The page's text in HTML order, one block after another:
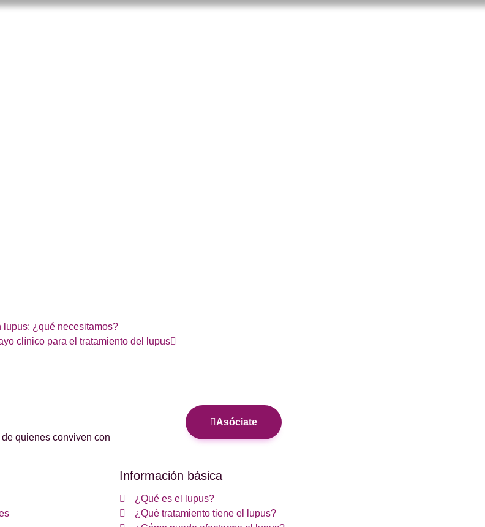
lupus: ¿qué necesitamos?
clínico para el tratamiento del lupus
quienes conviven con
Asóciate
Información básica
¿Qué es el lupus?
¿Qué tratamiento tiene el lupus?